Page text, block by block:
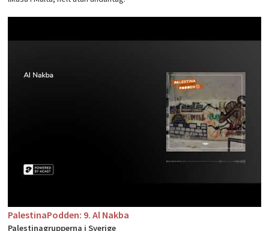
PalestinaPodden: 9. Al Nakba
Palestinagrupperna i Sverige